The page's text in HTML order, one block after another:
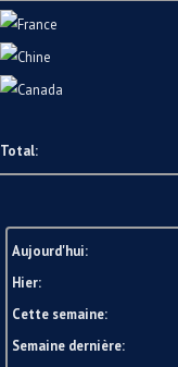
Total:
Aujourd'hui:
Hier:
Cette semaine:
Semaine dernière: